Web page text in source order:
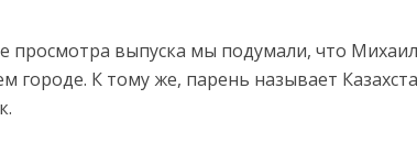
просмотра выпуска мы подумали, что
городе. К тому же, парень называет